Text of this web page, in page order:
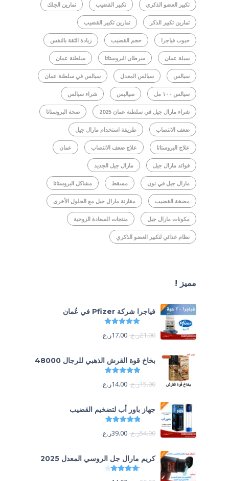
تكبير العضو الذكري تكبير القضيب تمارين الجلك
تمارين تكبير الذكر تمارين تكبير القضيب
حبوب فياجرا حجم القضيب زيادة الثقة بالنفس
سبلة عمان سرطان البروستاتا سلطنة عمان
سيالس سيالس المعدل سيالس في سلطنة عمان
سيالس ١٠٠ مل سياليس شراء سيالس
شراء مارال جيل في سلطنة عمان 2025 صحة البروستاتا
ضعف الانتصاب طريقة استخدام مارال جيل
علاج البروستاتا علاج ضعف الانتصاب عمان
فوائد مارال جيل مارال جيل الجديد
مارال جيل في نون مسقط مشاكل البروستاتا
مضخة القضيب مقارنة مارال جيل مع الحلول الأخرى
مكونات مارال جيل منتجات السعادة الزوجية
نظام غذائي لتكبير العضو الذكري
مميز !
فياجرا شركة Pfizer في عُمان
21.00ر.ع. 17.00ر.ع.
بخاخ قوة القرش الذهبي للرجال 48000
تم التقييم
15.00ر.ع. 14.00ر.ع.
جهاز باور أب لتضخيم القضيب
تم التقييم
54.00ر.ع. 39.00ر.ع.
كريم مارال جل الروسي المعدل 2025
تم التقييم